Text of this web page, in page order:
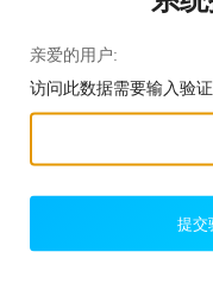
亲爱的用户:
访问此数据需要输入验